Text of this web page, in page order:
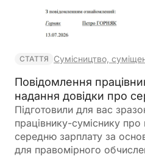
СТАТТЯ Сумісництво,
Повідомлення
надання довідки про
Підготовили для вас
працівнику-суміснику
середню зарплату за
для правомірного